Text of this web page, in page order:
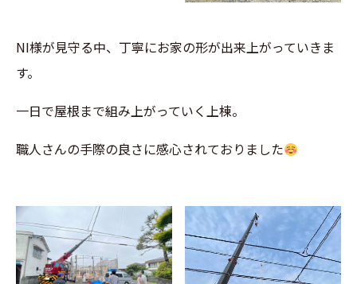
NI様が見守る中、丁寧にお家の形が出来上がっていきま
す。
一日で屋根まで組み上がっていく上棟。
職人さんの手際の良さに感心されておりました